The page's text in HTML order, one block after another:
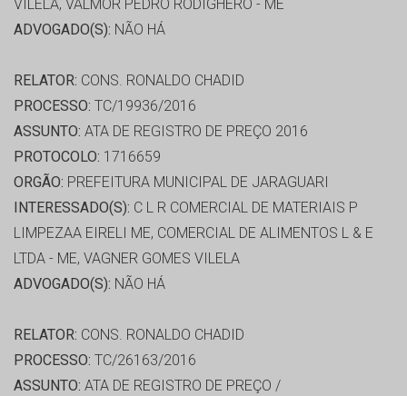
VILELA, VALMOR PEDRO RODIGHERO - ME
ADVOGADO(S): NÃO HÁ
RELATOR: CONS. RONALDO CHADID
PROCESSO: TC/19936/2016
ASSUNTO: ATA DE REGISTRO DE PREÇO 2016
PROTOCOLO: 1716659
ORGÃO: PREFEITURA MUNICIPAL DE JARAGUARI
INTERESSADO(S): C L R COMERCIAL DE MATERIAIS P
LIMPEZAA EIRELI ME, COMERCIAL DE ALIMENTOS L & E
LTDA - ME, VAGNER GOMES VILELA
ADVOGADO(S): NÃO HÁ
RELATOR: CONS. RONALDO CHADID
PROCESSO: TC/26163/2016
ASSUNTO: ATA DE REGISTRO DE PREÇO /